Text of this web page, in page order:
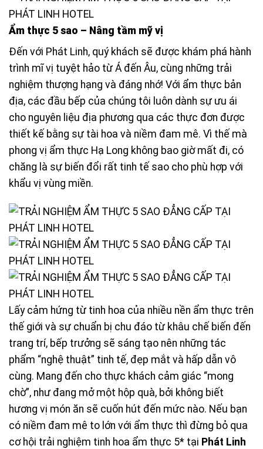
Ẩm thực 5 sao – Nâng tầm mỹ vị
Đến với Phát Linh, quý khách sẽ được khám phá hành
trình mĩ vị tuyệt hảo từ Á đến Âu, cùng những trải
nghiệm thượng hạng và đáng nhớ! Với ẩm thực bản
địa, các đầu bếp của chúng tôi luôn dành sự ưu ái
cho nguyên liệu địa phương qua các thực đơn được
thiết kế bằng sự tài hoa và niềm đam mê. Vì thế mà
phong vị ẩm thực Hạ Long không bao giờ mất đi, có
chăng là sự biến đổi rất tinh tế sao cho phù hợp với
khẩu vị vùng miền.
Lấy cảm hứng từ tinh hoa của nhiều nền ẩm thực trên
thế giới và sự chuẩn bị chu đáo từ khâu chế biến đến
trang trí, bếp trưởng sẽ sáng tạo nên những tác
phẩm “nghệ thuật” tinh tế, đẹp mắt và hấp dẫn vô
cùng. Mang đến cho thực khách cảm giác “mong
chờ”, như đang mở một hộp quà, bởi không biết
hương vị món ăn sẽ cuốn hút đến mức nào. Nếu bạn
có niềm đam mê to lớn với ẩm thực thì đừng bỏ qua
cơ hội trải nghiệm tinh hoa ẩm thực 5* tại Phát Linh